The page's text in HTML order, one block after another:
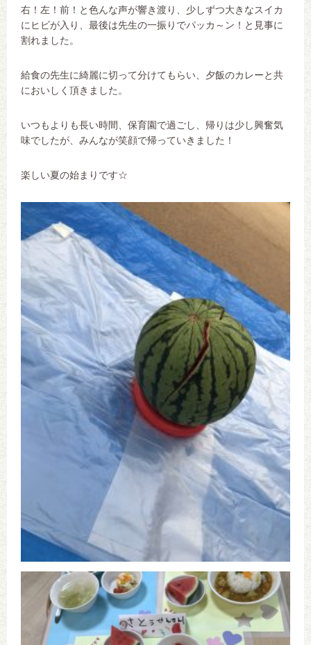
右！左！前！と色んな声が響き渡り、少しずつ大きなスイカ
にヒビが入り、最後は先生の一振りでパッカ～ン！と見事に
割れました。
給食の先生に綺麗に切って分けてもらい、夕飯のカレーと共
においしく頂きました。
いつもよりも長い時間、保育園で過ごし、帰りは少し興奮気
味でしたが、みんなが笑顔で帰っていきました！
楽しい夏の始まりです☆